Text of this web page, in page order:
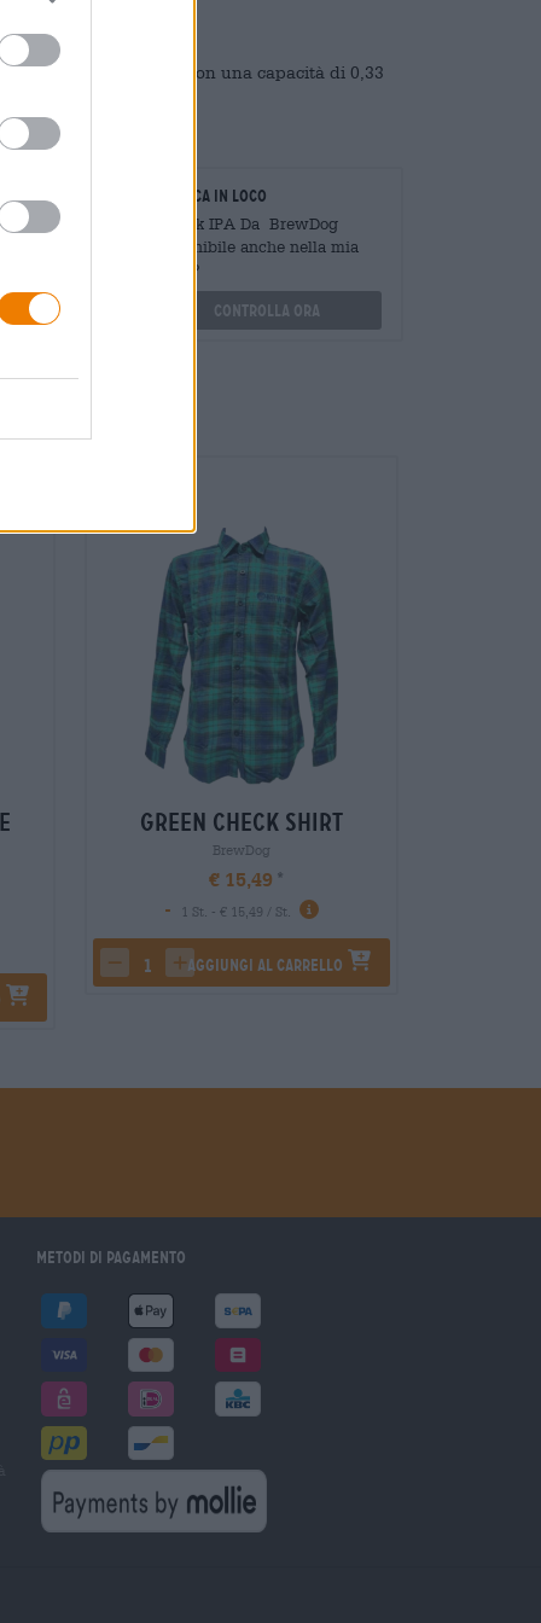
in pratiche lattine con una capacità di 0,33
Verifica in loco
È Punk IPA Da BrewDog
Disponibile anche nella mia
filiale?
Controlla ora
Green check Shirt
BrewDog
€ 15,49
-
1 St. - € 15,49 / St.
decrease quantity
increase quantity
Aggiungi al carrello
Metodi di pagamento